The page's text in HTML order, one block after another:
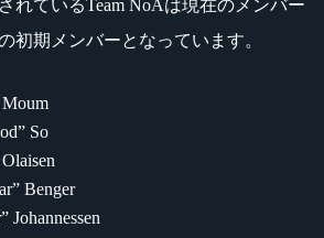
れているTeam NoAは現在のメンバー
初期メンバーとなっています。
Moum
So
Benger
Johannessen